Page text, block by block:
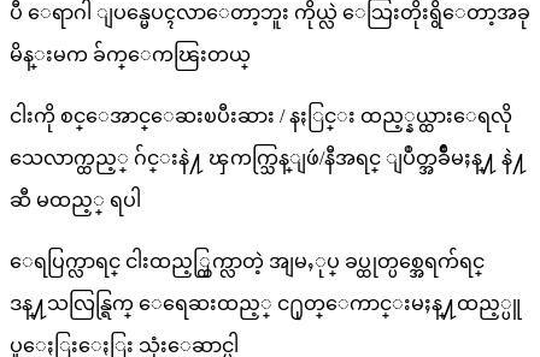
ပီ ေရာဂါ ျပန္မေပၚလာေတာ့ဘူး ကိုယ္လဲ ေသြးတိုးရွိေတာ့အခု
မိန္းမက ခ်က္ေကၽြးတယ္
ငါးကို စင္ေအာင္ေဆးၿပီးဆား / နႏြင္း ထည့္နယ္ထားေရလို
သေလာက္ထည့္ ဂ်င္းနဲ႔ ၾကက္သြန္ျဖဴ/နီအရင္ ျပဳတ္အခ်ိဳမႈန္႔ နဲ႔
ဆီ မထည့္ ရပါ
ေရပြက္လာရင္ ငါးထည့္ထြက္လာတဲ့ အျမႇုပ္ ခပ္ထုတ္ပစ္အေရက်ရင္
ဒန္႔သလြန္ရြက္ ေရေဆးထည့္ င႐ုတ္ေကာင္းမႈန္႔ထည့္ပူ
ပူေႏြးေႏြး သုံးေဆာင္ပါ